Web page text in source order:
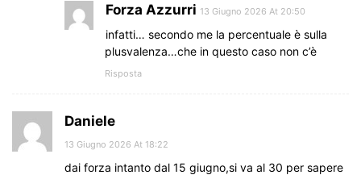
Forza Azzurri 13 Giugno 2026 At 20:50
infatti… secondo me la percentuale è sulla
plusvalenza…che in questo caso non c’è
Risposta
Daniele
13 Giugno 2026 At 18:22
dai forza intanto dal 15 giugno,si va al 30 per sapere